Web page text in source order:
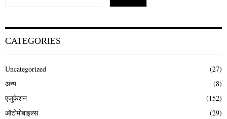
CATEGORIES
Uncategorized
(27)
अन्य
(8)
एजुकेशन
(152)
ऑटोमोबाइल्स
(29)